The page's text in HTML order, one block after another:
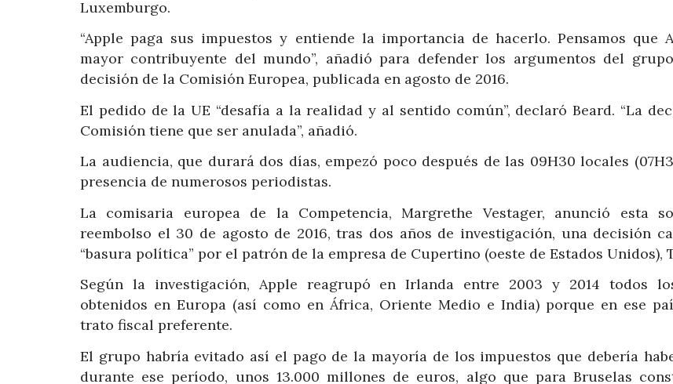
Luxemburgo.
“Apple paga sus impuestos y entiende la importancia de hacerlo. Pensamos que
mayor contribuyente del mundo”, añadió para defender los argumentos del
decisión de la Comisión Europea, publicada en agosto de 2016.
El pedido de la UE “desafía a la realidad y al sentido común”, declaró Beard. “La
Comisión tiene que ser anulada”, añadió.
La audiencia, que durará dos días, empezó poco después de las 09H30 locales
presencia de numerosos periodistas.
La comisaria europea de la Competencia, Margrethe Vestager, anunció esta
reembolso el 30 de agosto de 2016, tras dos años de investigación, una decisión
“basura política” por el patrón de la empresa de Cupertino (oeste de Estados Unidos),
Según la investigación, Apple reagrupó en Irlanda entre 2003 y 2014 todos
obtenidos en Europa (así como en África, Oriente Medio e India) porque en ese
trato fiscal preferente.
El grupo habría evitado así el pago de la mayoría de los impuestos que debería
durante ese período, unos 13.000 millones de euros, algo que para Bruselas